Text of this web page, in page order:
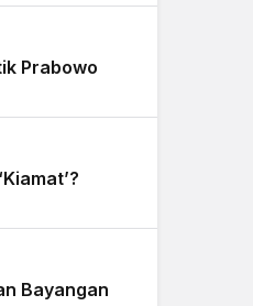
Prabowo
Bayangan